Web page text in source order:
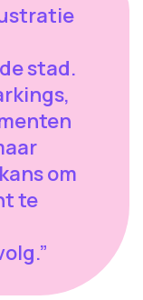
stad.
om
te